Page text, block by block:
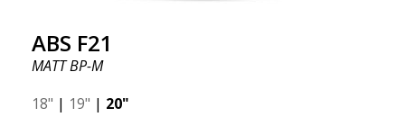
ABS F21
MATT BP-M
18" | 19" | 20"